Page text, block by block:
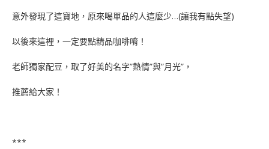
意外發現了這寶地，原來喝單品的人這麼少…(讓我有點失望)
以後來這裡，一定要點精品咖啡唷！
老師獨家配豆，取了好美的名字”熱情”與”月光”，
推薦給大家！
***